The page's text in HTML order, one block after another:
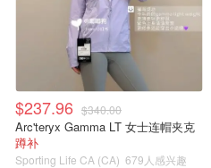
裤子里，将粪便抹在一名公交
Transit Union
动，以应对针对其雇员的攻
，没有人能够确定为什么犯
$237.96 $340.00
Arc'teryx Gamma LT 女士连帽夹克
蹲补
Sporting Life CA (CA) 679人感兴趣